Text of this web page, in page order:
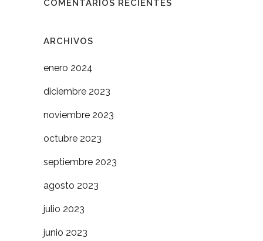
COMENTARIOS RECIENTES
ARCHIVOS
enero 2024
diciembre 2023
noviembre 2023
octubre 2023
septiembre 2023
agosto 2023
julio 2023
junio 2023